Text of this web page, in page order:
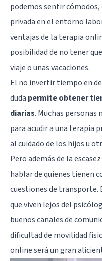
podemos sentir
privada en el entorno
ventajas de la terapia
posibilidad de no tener
viaje o unas vacaciones.
El no invertir tiempo en
duda permite obtener
diarias. Muchas
para acudir a una terapia
al cuidado de los hijos u
Pero además de la
hablar de quienes tienen
cuestiones de transporte.
que viven lejos del
buenos canales de
dificultad de movilidad
online será un gran